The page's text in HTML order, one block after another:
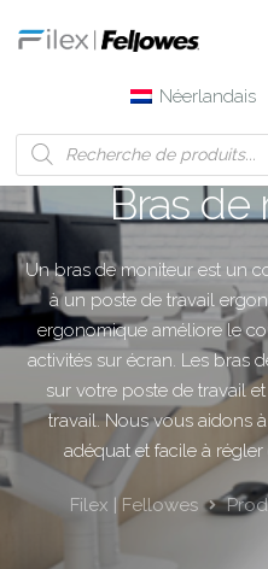
Néerlandais
Bras de
Un bras de moniteur est un
à un poste de travail
ergonomique améliore le
activités sur écran. Les bras
sur votre poste de travail
travail. Nous vous aidons
adéquat et facile à
Filex | Fellowes